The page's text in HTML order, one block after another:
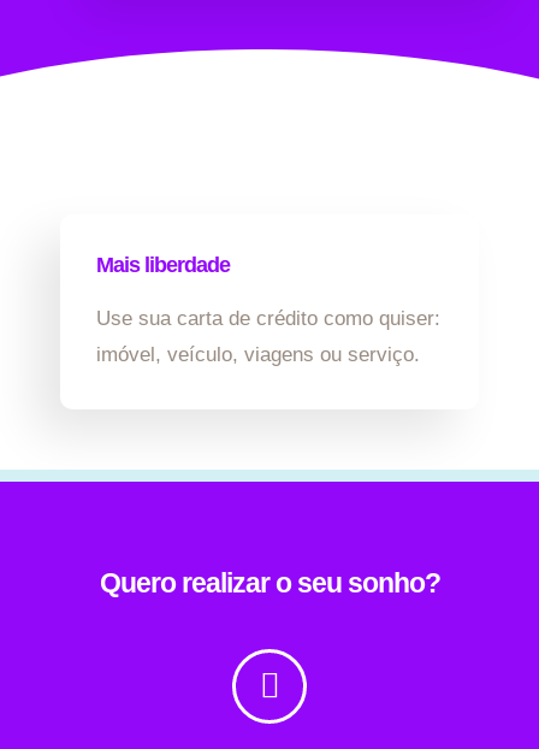
Mais liberdade
Use sua carta de crédito como quiser:
imóvel, veículo, viagens ou serviço.
Quero realizar o seu sonho?